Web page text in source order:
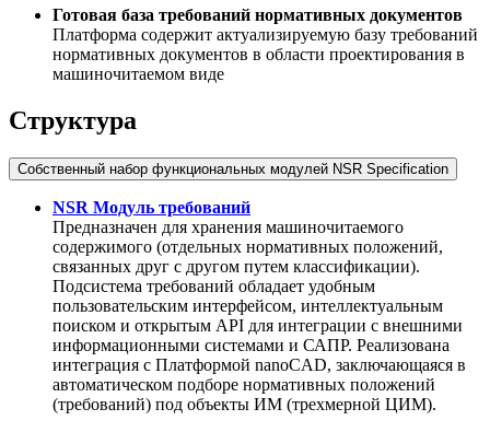
Готовая база требований нормативных документов
Платформа содержит актуализируемую базу требований
нормативных документов в области проектирования в
машиночитаемом виде
Структура
Собственный набор функциональных модулей NSR Specification
NSR Модуль требований
Предназначен для хранения машиночитаемого
содержимого (отдельных нормативных положений,
связанных друг с другом путем классификации).
Подсистема требований обладает удобным
пользовательским интерфейсом, интеллектуальным
поиском и открытым API для интеграции с внешними
информационными системами и САПР. Реализована
интеграция с Платформой nanoCAD, заключающаяся в
автоматическом подборе нормативных положений
(требований) под объекты ИМ (трехмерной ЦИМ).